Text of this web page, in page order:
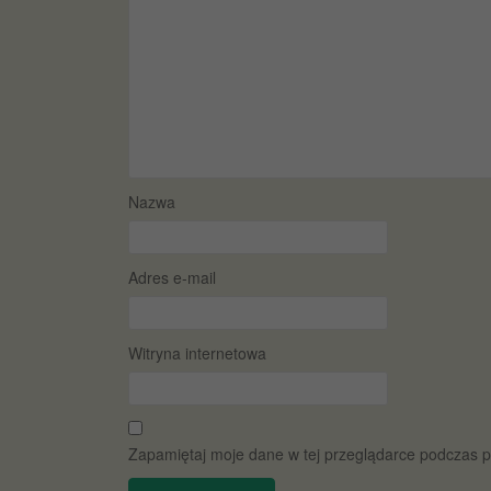
Nazwa
Adres e-mail
Witryna internetowa
Zapamiętaj moje dane w tej przeglądarce podczas